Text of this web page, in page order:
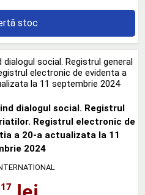
stoc
dialogul social. Registrul
Registrul electronic de
a 20-a actualizata la 11
2024